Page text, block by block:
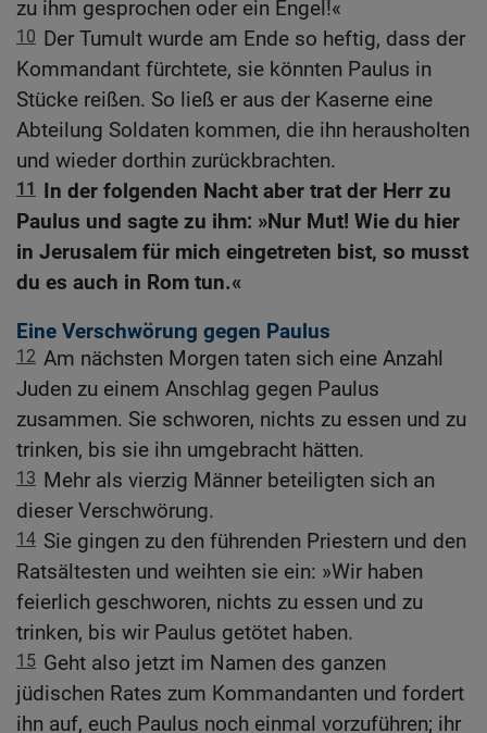
zu ihm gesprochen oder ein Engel!«
10 Der Tumult wurde am Ende so heftig, dass der
Kommandant fürchtete, sie könnten Paulus in
Stücke reißen. So ließ er aus der Kaserne eine
Abteilung Soldaten kommen, die ihn herausholten
und wieder dorthin zurückbrachten.
11 In der folgenden Nacht aber trat der Herr zu
Paulus und sagte zu ihm: »Nur Mut! Wie du hier
in Jerusalem für mich eingetreten bist, so musst
du es auch in Rom tun.«
Eine Verschwörung gegen Paulus
12 Am nächsten Morgen taten sich eine Anzahl
Juden zu einem Anschlag gegen Paulus
zusammen. Sie schworen, nichts zu essen und zu
trinken, bis sie ihn umgebracht hätten.
13 Mehr als vierzig Männer beteiligten sich an
dieser Verschwörung.
14 Sie gingen zu den führenden Priestern und den
Ratsältesten und weihten sie ein: »Wir haben
feierlich geschworen, nichts zu essen und zu
trinken, bis wir Paulus getötet haben.
15 Geht also jetzt im Namen des ganzen
jüdischen Rates zum Kommandanten und fordert
ihn auf, euch Paulus noch einmal vorzuführen; ihr